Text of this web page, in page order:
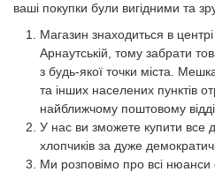
ваші покупки були вигідними та
Магазин знаходиться в
Арнаутській, тому забрати
з будь-якої точки міста.
та інших населених пунктів
найближчому поштовому
У нас ви зможете купити все
хлопчиків за дуже
Ми розповімо про всі